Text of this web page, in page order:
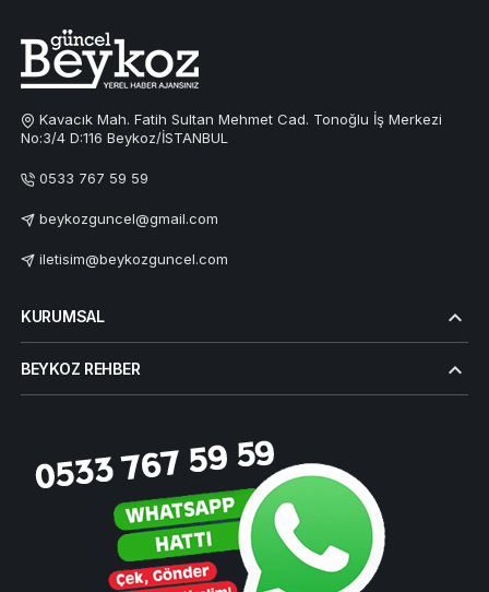
Kavacık Mah. Fatih Sultan Mehmet Cad. Tonoğlu İş Merkezi
No:3/4 D:116 Beykoz/İSTANBUL
0533 767 59 59
beykozguncel@gmail.com
iletisim@beykozguncel.com
KURUMSAL
BEYKOZ REHBER